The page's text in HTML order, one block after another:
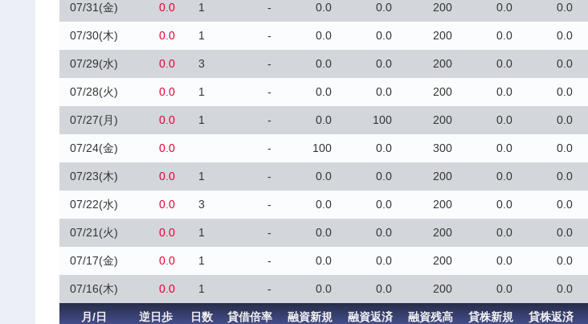
07/31(金) 0.0 1 - 0.0 0.0 200 0.0 0.0
07/30(木) 0.0 1 - 0.0 0.0 200 0.0 0.0
07/29(水) 0.0 3 - 0.0 0.0 200 0.0 0.0
07/28(火) 0.0 1 - 0.0 0.0 200 0.0 0.0
07/27(月) 0.0 1 - 0.0 100 200 0.0 0.0
07/24(金) 0.0 - 100 0.0 300 0.0 0.0
07/23(木) 0.0 1 - 0.0 0.0 200 0.0 0.0
07/22(水) 0.0 3 - 0.0 0.0 200 0.0 0.0
07/21(火) 0.0 1 - 0.0 0.0 200 0.0 0.0
07/17(金) 0.0 1 - 0.0 0.0 200 0.0 0.0
07/16(木) 0.0 1 - 0.0 0.0 200 0.0 0.0
月/日 逆日歩 日数 貸借倍率 融資新規 融資返済 融資残高 貸株新規 貸株返済